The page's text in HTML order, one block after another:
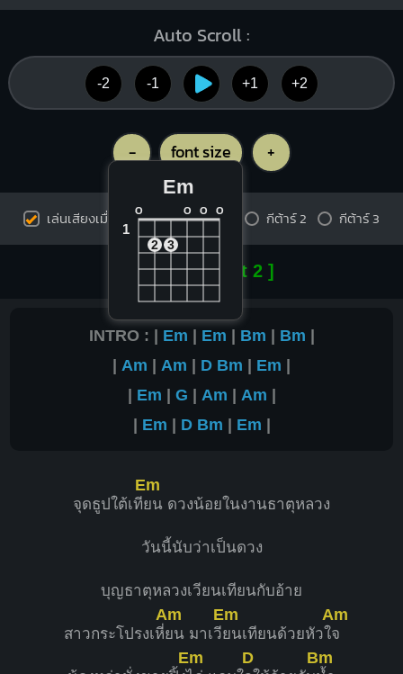
Auto Scroll :
-2 -1 +1 +2
- font size +
เล่นเสียงเมื่อกดคอร์ด กีต้าร์ 1 กีต้าร์ 2 กีต้าร์ 3
[ Capo on fret 2 ]
INTRO : | Em
Em
O O O O
1
2 3
| Em | Bm | Bm |
| Am | Am | D Bm | Em |
| Em | G | Am | Am |
| Em | D Bm | Em |
จุดธูปใต้เที
Em
ยน ดวงน้อยในงานธาตุหลวง
วันนี้นับว่าเป็นดวง
บุญธาตุหลวงเวียนเทียนกับอ้าย
สาวกระโปรงเหี่
Am
ยน มาเวี
Em
ยนเทียนด้วยหัวใ
Am
จ
Em D Bm